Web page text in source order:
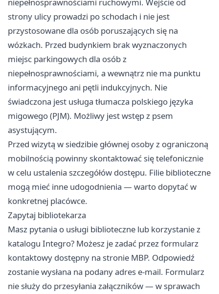
niepełnosprawnościami ruchowymi. Wejście od
strony ulicy prowadzi po schodach i nie jest
przystosowane dla osób poruszających się na
wózkach. Przed budynkiem brak wyznaczonych
miejsc parkingowych dla osób z
niepełnosprawnościami, a wewnątrz nie ma punktu
informacyjnego ani pętli indukcyjnych. Nie
świadczona jest usługa tłumacza polskiego języka
migowego (PJM). Możliwy jest wstęp z psem
asystującym.
Przed wizytą w siedzibie głównej osoby z ograniczoną
mobilnością powinny skontaktować się telefonicznie
w celu ustalenia szczegółów dostępu. Filie biblioteczne
mogą mieć inne udogodnienia — warto dopytać w
konkretnej placówce.
Zapytaj bibliotekarza
Masz pytania o usługi biblioteczne lub korzystanie z
katalogu Integro? Możesz je zadać przez formularz
kontaktowy dostępny na stronie MBP. Odpowiedź
zostanie wysłana na podany adres e-mail. Formularz
nie służy do przesyłania załączników — w sprawach